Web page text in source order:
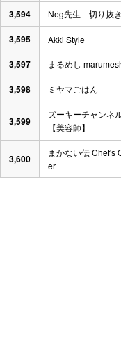
3,594 Neg先生 切り抜き
3,595 Akki Style
3,597 まるめし
3,598 ミヤマごはん
3,599
ズーキーチャンネ
【美容師】
3,600
まかない伝 Chef's
er